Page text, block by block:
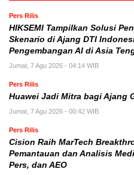
Pers Rilis
HIKSEMI Tampilkan Solusi
Skenario di Ajang DTI
Pengembangan AI di Asia
Jumat, 7 Agu 2026 - 04:14 WIB
Pers Rilis
Huawei Jadi Mitra bagi Ajang
Jumat, 7 Agu 2026 - 00:42 WIB
Pers Rilis
Cision Raih MarTech
Pemantauan dan Analisis
Pers, dan AEO